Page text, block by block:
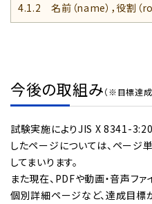
4.1.2 名前（name），役割（
今後の取組み（※目標達成
試験実施によりJIS X 8341-
したページについては、ページ
してまいります。
また現在、PDFや動画・音声ファ
個別詳細ページなど、達成目標